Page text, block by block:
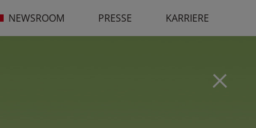
NEWSROOM PRESSE KARRIERE